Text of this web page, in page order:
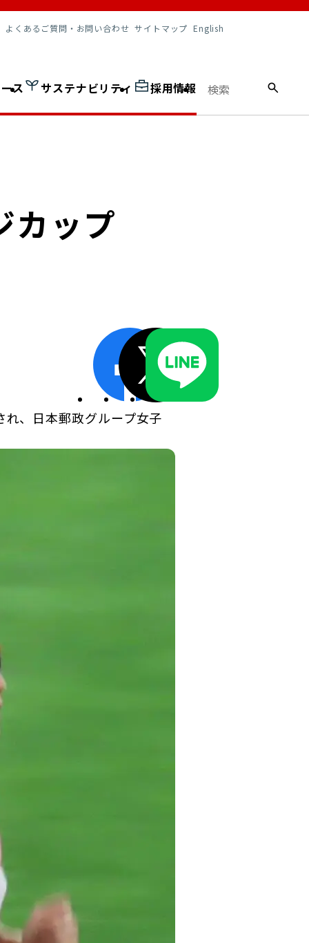
よくあるご質問・お問い合わせ サイトマップ English
ディスクロージャーポリシー／適時開示体制
ス サステナビリティ 採用情報
カップ
、日本郵政グループ女子